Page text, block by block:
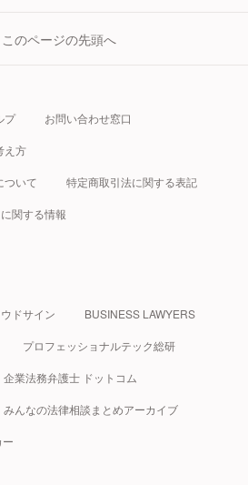
このページの先頭へ
プ お問い合わせ窓口
え方
ついて 特定商取引法に関する表記
関する情報
ドサイン BUSINESS LAWYERS
プロフェッショナルテック総研
企業法務弁護士 ドットコム
みんなの法律相談まとめアーカイブ